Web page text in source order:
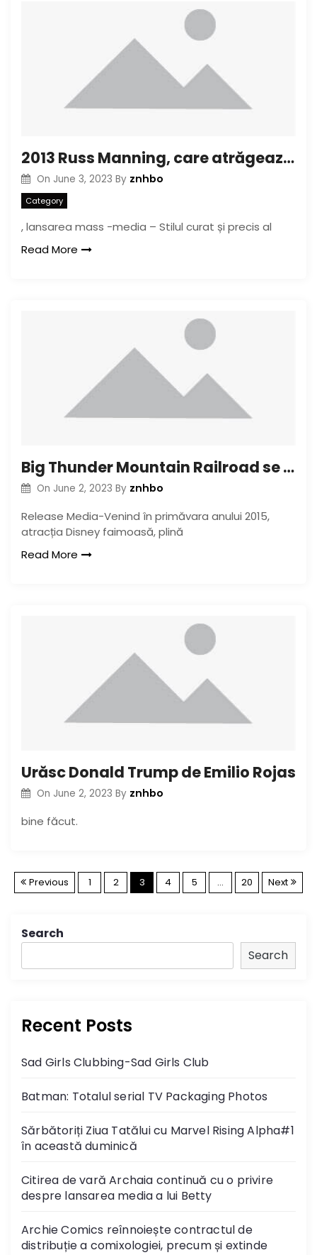
2013 Russ Manning, care atrăgează nominalizarea noilor veniți
On June 3, 2023 By znhbo
Category
, lansarea mass -media – Stilul curat și precis al
Read More
Big Thunder Mountain Railroad se concentrează pe atracția parcului tematic
On June 2, 2023 By znhbo
Release Media-Venind în primăvara anului 2015,
atracția Disney faimoasă, plină
Read More
Urăsc Donald Trump de Emilio Rojas
On June 2, 2023 By znhbo
bine făcut.
P
s
v
i
g
a
t
Previous 1 2 3 4 5 … 20 Next
Search
Search
Recent Posts
Sad Girls Clubbing-Sad Girls Club
Batman: Totalul serial TV Packaging Photos
Sărbătoriți Ziua Tatălui cu Marvel Rising Alpha#1
în această duminică
Citirea de vară Archaia continuă cu o privire
despre lansarea media a lui Betty
Archie Comics reînnoiește contractul de
distribuție a comixologiei, precum și extinde